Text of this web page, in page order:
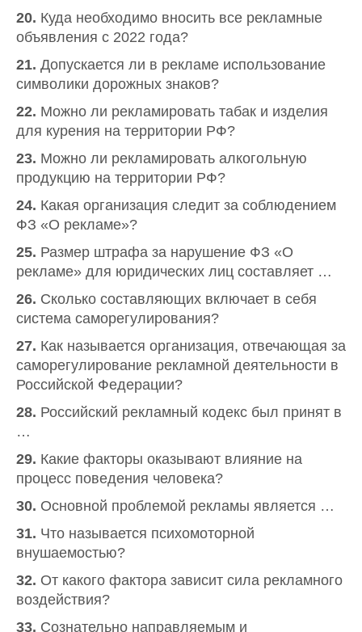
20. Куда необходимо вносить все рекламные
объявления с 2022 года?
21. Допускается ли в рекламе использование
символики дорожных знаков?
22. Можно ли рекламировать табак и изделия
для курения на территории РФ?
23. Можно ли рекламировать алкогольную
продукцию на территории РФ?
24. Какая организация следит за соблюдением
ФЗ «О рекламе»?
25. Размер штрафа за нарушение ФЗ «О
рекламе» для юридических лиц составляет …
26. Сколько составляющих включает в себя
система саморегулирования?
27. Как называется организация, отвечающая за
саморегулирование рекламной деятельности в
Российской Федерации?
28. Российский рекламный кодекс был принят в
…
29. Какие факторы оказывают влияние на
процесс поведения человека?
30. Основной проблемой рекламы является …
31. Что называется психомоторной
внушаемостью?
32. От какого фактора зависит сила рекламного
воздействия?
33. Сознательно направляемым и